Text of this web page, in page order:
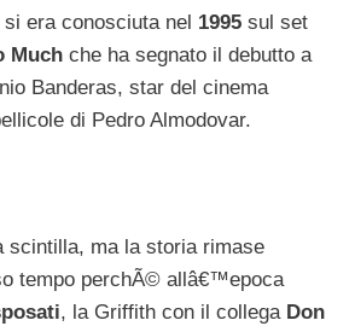
era conosciuta nel 1995 sul set
Much che ha segnato il debutto a
Banderas, star del cinema
di Pedro Almodovar.
scintilla, ma la storia rimase
tempo perchÃ© allâ€™epoca
, la Griffith con il collega Don